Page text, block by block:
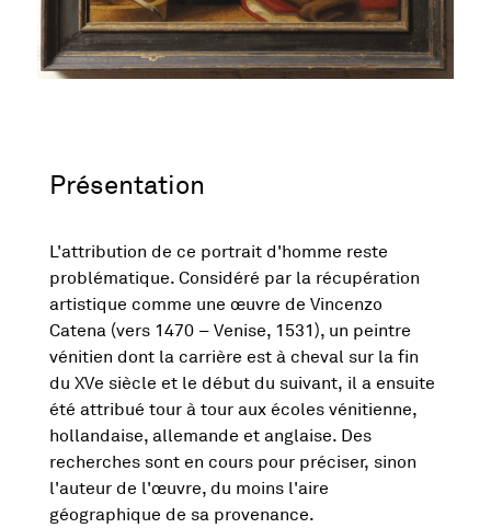
Présentation
L'attribution de ce portrait d'homme reste
problématique. Considéré par la récupération
artistique comme une œuvre de Vincenzo
Catena (vers 1470 – Venise, 1531), un peintre
vénitien dont la carrière est à cheval sur la fin
du XVe siècle et le début du suivant, il a ensuite
été attribué tour à tour aux écoles vénitienne,
hollandaise, allemande et anglaise. Des
recherches sont en cours pour préciser, sinon
l'auteur de l'œuvre, du moins l'aire
géographique de sa provenance.